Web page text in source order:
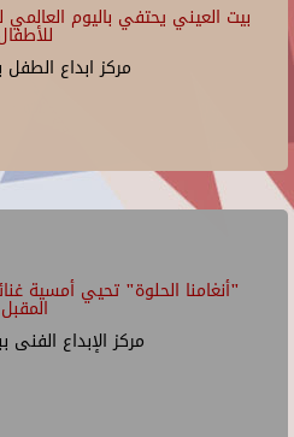
بيت العيني يحتفي باليوم العالمي
مركز ابداع الطفل
"أنغامنا الحلوة" تحيي أمسية
المقبل
مركز الإبداع